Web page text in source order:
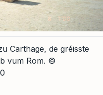
Carthage, de gréisste
vum Rom. ©